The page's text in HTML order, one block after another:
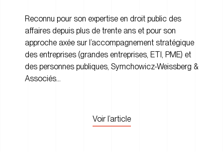
Reconnu pour son expertise en droit public des
affaires depuis plus de trente ans et pour son
approche axée sur l’accompagnement stratégique
des entreprises (grandes entreprises, ETI, PME) et
des personnes publiques, Symchowicz-Weissberg &
Associés…
Voir l’article